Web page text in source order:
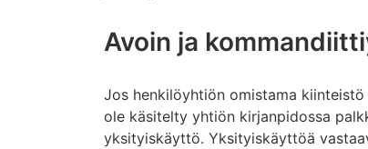
Avoin ja
Jos henkilöyhtiön omistama
ole käsitelty yhtiön kirjanpidossa
yksityiskäyttö. Yksityiskäyttöä